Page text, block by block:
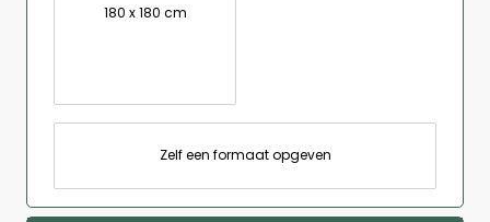
180 x 180 cm
Zelf een formaat opgeven